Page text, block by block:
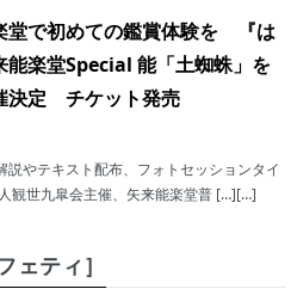
堂で初めての鑑賞体験を 『は
能楽堂Special 能「土蜘蛛」を
決定 チケット発売
説やテキスト配布、フォトセッションタイ
観世九皐会主催、矢来能楽堂普 […][…]
ェティ］